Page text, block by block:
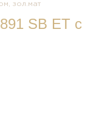
зол.мат
SВ ET с